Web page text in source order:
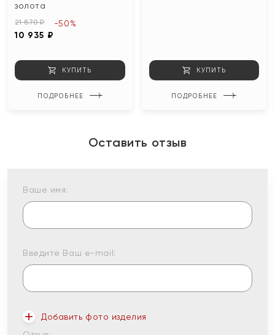
золота
21 870 ₽
10 935 ₽
-50%
КУПИТЬ
ПОДРОБНЕЕ
КУПИТЬ
ПОДРОБНЕЕ
Оставить отзыв
Ваше имя:
Введите Ваш e-mail:
Добавить фото изделия